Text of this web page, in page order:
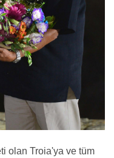
olan Troia'ya ve tüm